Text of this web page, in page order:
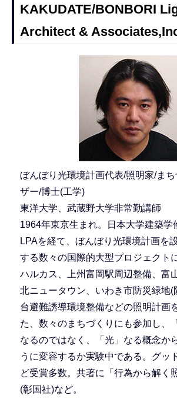
KAKUDATE/BONBORI
Architect &
ぼんぼり光環境計画代表/照明家/ま
ザー/博士(工学)
東洋大学、武蔵野大学非常勤講師
1964年東京生まれ。日本大学建築学
LPAを経て、ぼんぼり光環境計画を
する数々の国際的大型プロジェクト
ハルカス、上州富岡駅周辺整備、富
北ニュータウン、いわき市防災緑地(
台避難誘導環境整備などの照明計画
た、数々のまちづくりにも参加し、
なるのではなく、「光」なる概念か
うに変容するか実験中である。グッ
ど受賞多数。共著に「行為から解く
(彰国社)など。